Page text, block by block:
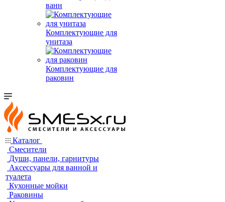
ванн
Комплектующие для
унитаза
Комплектующие для
раковин
Каталог
Смесители
Души, панели, гарнитуры
Аксессуары для ванной и
туалета
Кухонные мойки
Раковины